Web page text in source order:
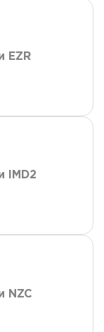
EZR
IMD2
NZC